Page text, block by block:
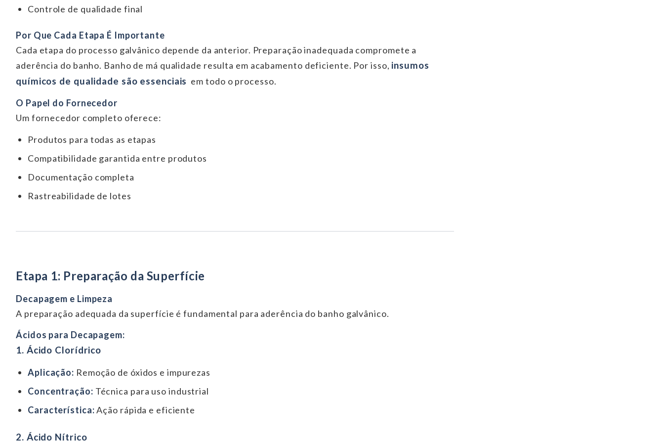
Controle de qualidade final
Por Que Cada Etapa É Importante
Cada etapa do processo galvânico depende da anterior. Preparação inadequada compromete a
aderência do banho. Banho de má qualidade resulta em acabamento deficiente. Por isso, insumos
químicos de qualidade são essenciais em todo o processo.
O Papel do Fornecedor
Um fornecedor completo oferece:
Produtos para todas as etapas
Compatibilidade garantida entre produtos
Documentação completa
Rastreabilidade de lotes
Etapa 1: Preparação da Superfície
Decapagem e Limpeza
A preparação adequada da superfície é fundamental para aderência do banho galvânico.
Ácidos para Decapagem:
1. Ácido Clorídrico
Aplicação: Remoção de óxidos e impurezas
Concentração: Técnica para uso industrial
Característica:Ação rápida e eficiente
2. Ácido Nítrico